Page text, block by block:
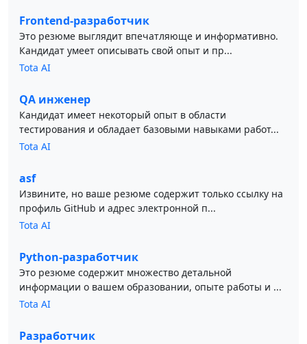
Frontend-разработчик
Это резюме выглядит впечатляюще и информативно.
Кандидат умеет описывать свой опыт и пр...
Tota AI
QA инженер
Кандидат имеет некоторый опыт в области
тестирования и обладает базовыми навыками работ...
Tota AI
asf
Извините, но ваше резюме содержит только ссылку на
профиль GitHub и адрес электронной п...
Tota AI
Python-разработчик
Это резюме содержит множество детальной
информации о вашем образовании, опыте работы и ...
Tota AI
Разработчик